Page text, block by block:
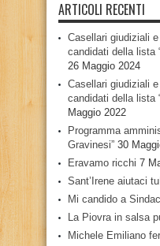
ARTICOLI RECENTI
Casellari giudiziali
candidati della lista
26 Maggio 2024
Casellari giudiziali
candidati della lista
Maggio 2022
Programma
Gravinesi” 30
Eravamo ricchi 7
Sant’Irene aiutaci
Mi candido a
La Piovra in salsa
Michele Emiliano